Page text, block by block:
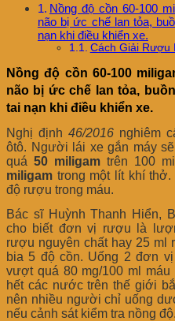
Nồng độ cồn 60-100
não bị ức chế lan tỏa,
nạn khi điều khiển xe.
Cách Giải Rượu
Nồng độ cồn 60-100
não bị ức chế lan tỏa,
tai nạn khi điều khiển xe.
Nghị định 46/2016 nghiêm
ôtô. Người lái xe gắn máy
quá 50 miligamtrên 100
miligam trong một lít khí
độ rượu trong máu.
Bác sĩ Huỳnh Thanh Hiển,
cho biết đơn vị rượu là
rượu nguyên chất hay 25 ml
bia 5 độ cồn. Uống 2 đơn
vượt quá 80 mg/100 ml
hết các nước trên thế giới
nên nhiều người chỉ uống
nếu cảnh sát kiểm tra nồng độ.